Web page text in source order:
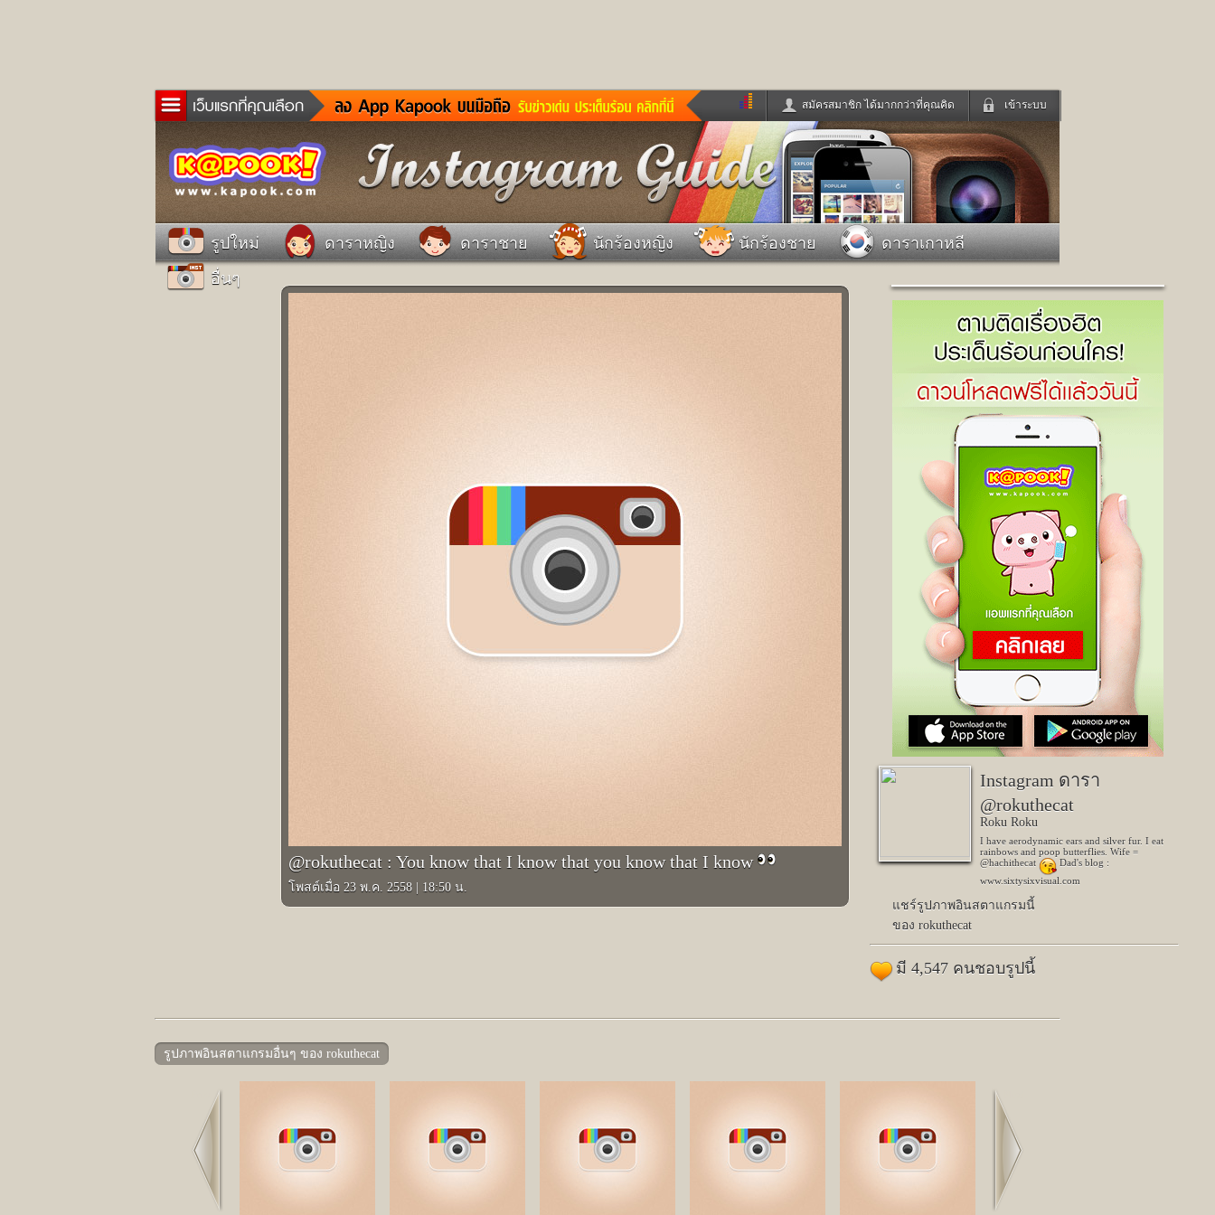
เข้าระบบ
สมัครสมาชิก ได้มากกว่าที่คุณคิด
ข่าวด่วน ข่าวสั้น ข่าวดารา
ดูทีวี
ละคร
หนังใหม่ ฟังเพลง
ฟังวิทยุออนไลน์
เกม
หมากรุกไทย แชทหมากฮอส
Glitter
แต่งงาน
แม่และเด็ก
ดูดวง
ทำนายฝัน สุขภาพ
สัตว์เลี้ยง
ผู้ชาย
ผลบอล บ้านและการตกแต่ง
ท่องเที่ยว
Facebook
เข้าระบบด้วย User Kapook
Email
Password
เข้าระบบด้วย Facebook
รูปใหม่ ดาราหญิง ดาราชาย นักร้องหญิง นักร้องชาย
ดาราเกาหลี
อื่นๆ
@rokuthecat : You know that I know that you know that I know
โพสต์เมื่อ 23 พ.ค. 2558 18:50 น.
Instagram ดารา
@rokuthecat
Roku Roku
I have aerodynamic ears and silver fur. I eat
rainbows and poop butterflies. Wife =
@hachithecat
Dad's blog :
www.sixtysixvisual.com
แชร์รูปภาพอินสตาแกรมนี้
ของ rokuthecat
มี 4,547 คนชอบรูปนี้
รูปภาพอินสตาแกรมอื่นๆ ของ rokuthecat